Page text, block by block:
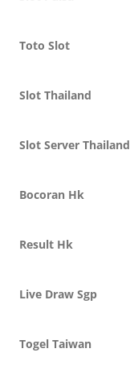
Toto Slot
Slot Thailand
Slot Server Thailand
Bocoran Hk
Result Hk
Live Draw Sgp
Togel Taiwan